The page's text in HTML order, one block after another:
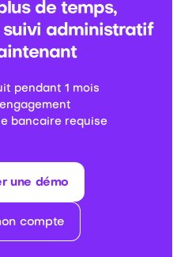
de temps,
suivi administratif
pendant 1 mois
bancaire requise
une démo
compte